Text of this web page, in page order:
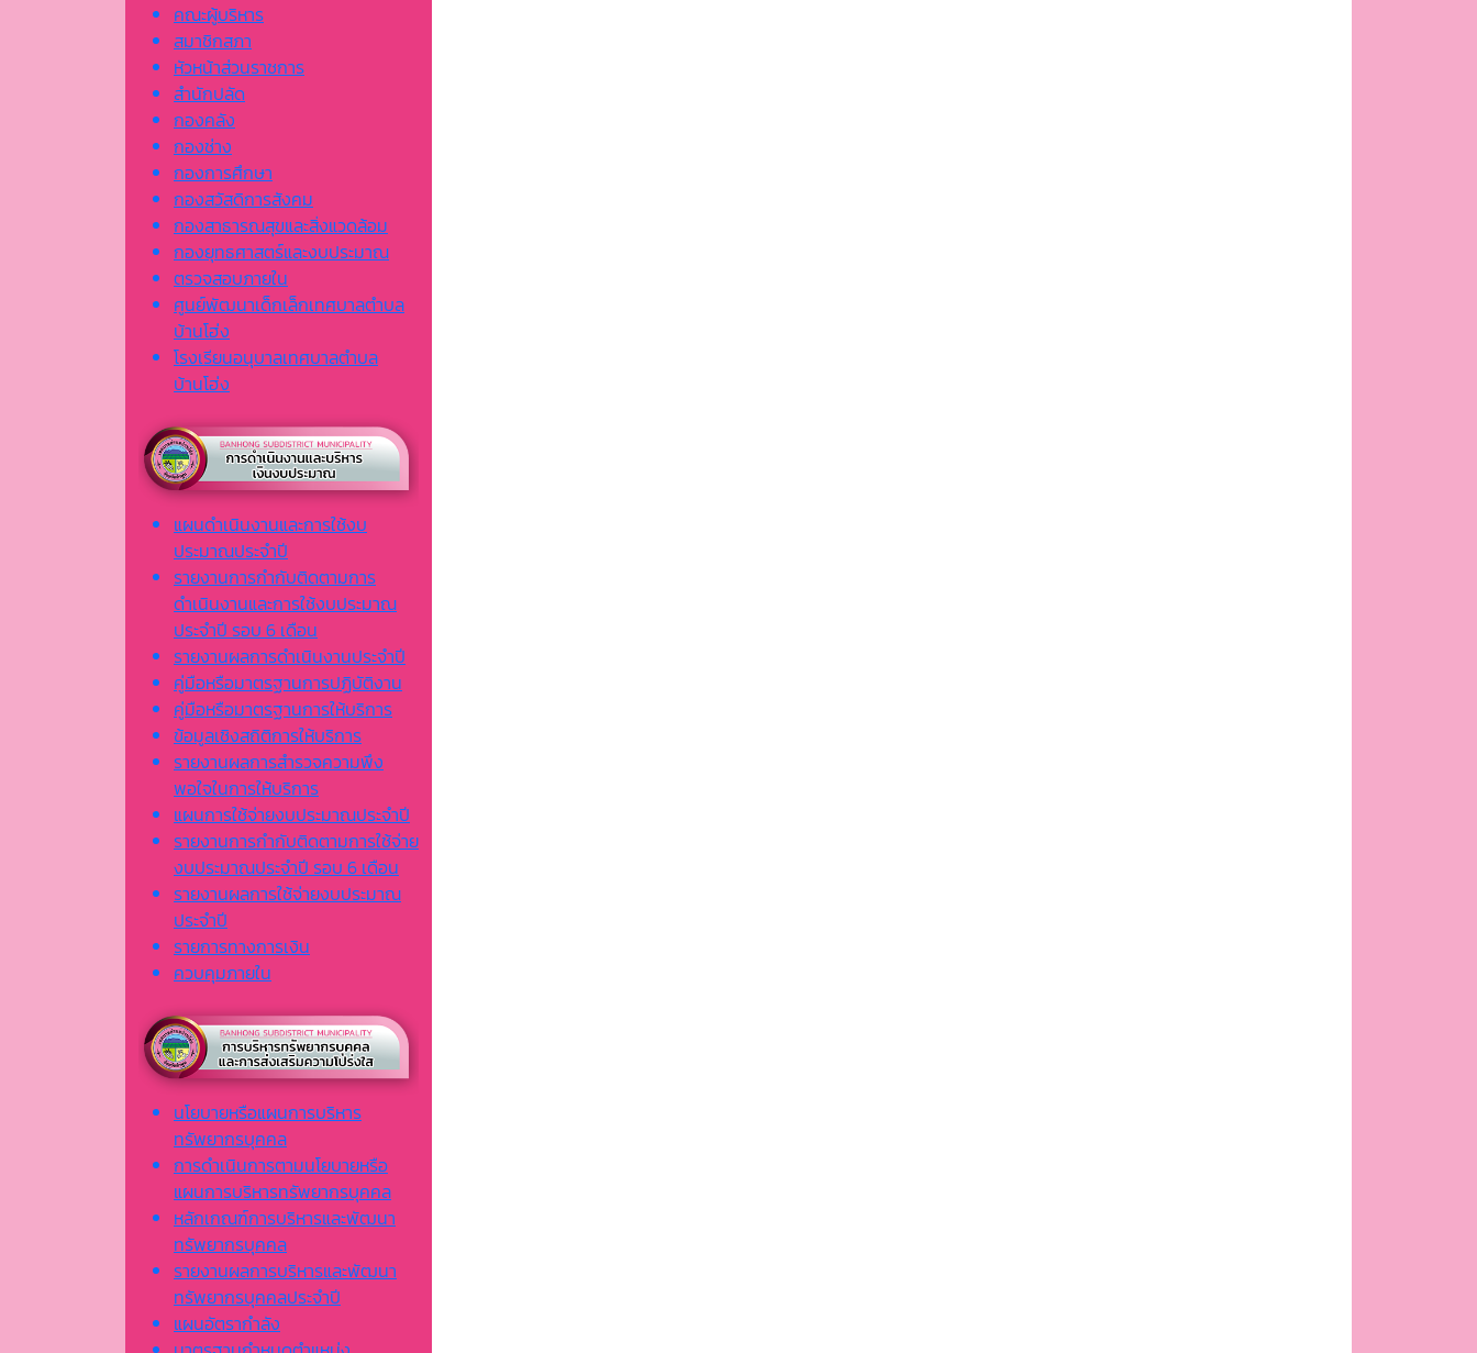
คณะผู้บริหาร
สมาชิกสภา
หัวหน้าส่วนราชการ
สำนักปลัด
กองคลัง
กองช่าง
กองการศึกษา
กองสวัสดิการสังคม
กองสาธารณสุขและสิ่งแวดล้อม
กองยุทธศาสตร์และงบประมาณ
ตรวจสอบภายใน
ศูนย์พัฒนาเด็กเล็กเทศบาลตำบล
บ้านโฮ่ง
โรงเรียนอนุบาลเทศบาลตำบล
บ้านโฮ่ง
แผนดำเนินงานและการใช้งบ
ประมาณประจำปี
รายงานการกำกับติดตามการ
ดำเนินงานและการใช้งบประมาณ
ประจำปี รอบ 6 เดือน
รายงานผลการดำเนินงานประจำปี
คู่มือหรือมาตรฐานการปฏิบัติงาน
คู่มือหรือมาตรฐานการให้บริการ
ข้อมูลเชิงสถิติการให้บริการ
รายงานผลการสำรวจความพึง
พอใจในการให้บริการ
แผนการใช้จ่ายงบประมาณประจำปี
รายงานการกำกับติดตามการใช้จ่าย
งบประมาณประจำปี รอบ 6 เดือน
รายงานผลการใช้จ่ายงบประมาณ
ประจำปี
รายการทางการเงิน
ควบคุมภายใน
นโยบายหรือแผนการบริหาร
ทรัพยากรบุคคล
การดำเนินการตามนโยบายหรือ
แผนการบริหารทรัพยากรบุคคล
หลักเกณฑ์การบริหารและพัฒนา
ทรัพยากรบุคคล
รายงานผลการบริหารและพัฒนา
ทรัพยากรบุคคลประจำปี
แผนอัตรากำลัง